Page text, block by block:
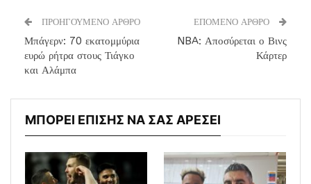
ΠΡΟΗΓΟΥΜΕΝΟ ΑΡΘΡΟ
Μπάγερν: 70 εκατομμύρια
ευρώ ρήτρα στους Τιάγκο
και Αλάμπα
ΕΠΟΜΕΝΟ ΑΡΘΡΟ
NBA: Αποσύρεται ο Βινς
Κάρτερ
ΜΠΟΡΕΙ ΕΠΙΣΗΣ ΝΑ ΣΑΣ ΑΡΕΣΕΙ